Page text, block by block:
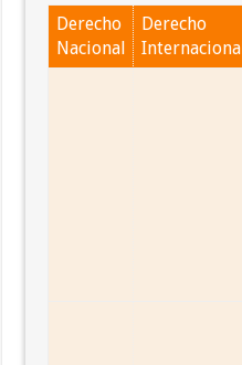
Derecho
Nacional
Derecho
Internacional